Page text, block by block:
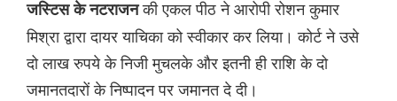
जस्टिस के नटराजनकी एकल पीठ ने आरोपी रोशन कुमार
मिश्रा द्वारा दायर याचिका को स्वीकार कर लिया। कोर्ट ने उसे
दो लाख रुपये के निजी मुचलके और इतनी ही राशि के दो
जमानतदारों के निष्पादन पर जमानत दे दी।